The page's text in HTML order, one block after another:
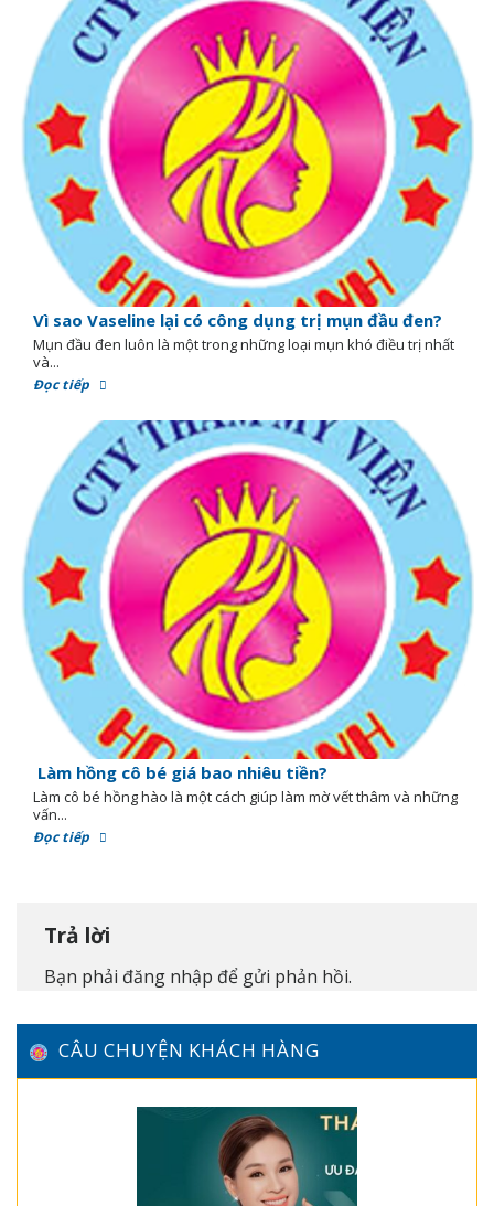
Vì sao Vaseline lại có công dụng trị mụn đầu đen?
Mụn đầu đen luôn là một trong những loại mụn khó điều trị nhất
và...
Đọc tiếp
Làm hồng cô bé giá bao nhiêu tiền?
Làm cô bé hồng hào là một cách giúp làm mờ vết thâm và những
vấn...
Đọc tiếp
Trả lời
Bạn phải đăng nhập để gửi phản hồi.
CÂU CHUYỆN KHÁCH HÀNG